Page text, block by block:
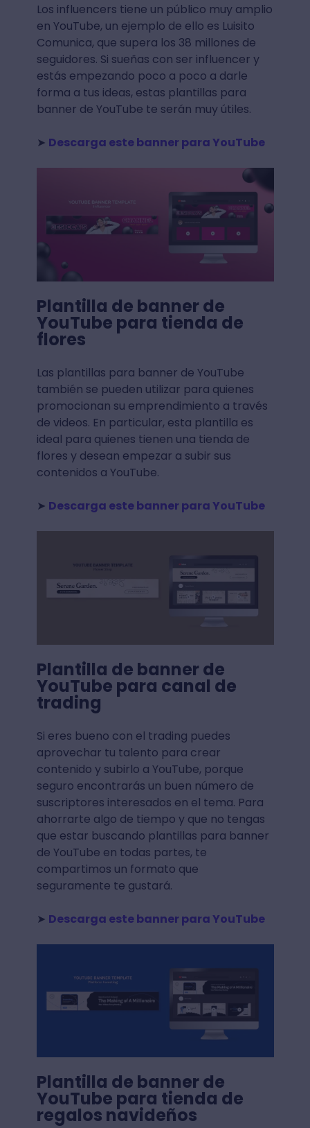
Los influencers tiene un público muy amplio
en YouTube, un ejemplo de ello es Luisito
Comunica, que supera los 38 millones de
seguidores. Si sueñas con ser influencer y
estás empezando poco a poco a darle
forma a tus ideas, estas plantillas para
banner de YouTube te serán muy útiles.
➤ Descarga este banner para YouTube
Plantilla de banner de
YouTube para tienda de
flores
Las plantillas para banner de YouTube
también se pueden utilizar para quienes
promocionan su emprendimiento a través
de videos. En particular, esta plantilla es
ideal para quienes tienen una tienda de
flores y desean empezar a subir sus
contenidos a YouTube.
➤ Descarga este banner para YouTube
Plantilla de banner de
YouTube para canal de
trading
Si eres bueno con el trading puedes
aprovechar tu talento para crear
contenido y subirlo a YouTube, porque
seguro encontrarás un buen número de
suscriptores interesados en el tema. Para
ahorrarte algo de tiempo y que no tengas
que estar buscando plantillas para banner
de YouTube en todas partes, te
compartimos un formato que
seguramente te gustará.
➤ Descarga este banner para YouTube
Plantilla de banner de
YouTube para tienda de
regalos navideños